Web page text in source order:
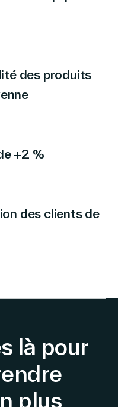
des produits
+2 %
des clients de
là pour
plus